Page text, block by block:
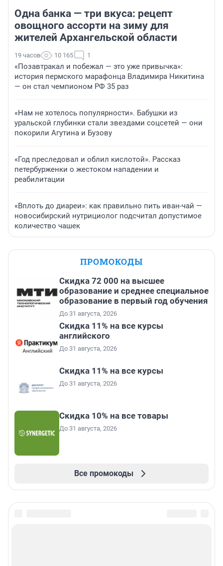
Одна банка — три вкуса: рецепт
овощного ассорти на зиму для
жителей Архангельской области
19 часов 10 165 1
«Позавтракал и побежал — это уже привычка»:
история пермского марафонца Владимира Никитина
— он стал чемпионом РФ 35 раз
«Нам не хотелось популярности». Бабушки из
уральской глубинки стали звездами соцсетей — они
покорили Агутина и Бузову
«Год преследовал и облил кислотой». Рассказ
петербурженки о жестоком нападении и
реабилитации
«Вплоть до диареи»: как правильно пить иван-чай —
новосибирский нутрициолог подсчитал допустимое
количество чашек
ПРОМОКОДЫ
Скидка 72 000 на высшее
образование и среднее специальное
образование в первый год обучения
До 31 августа, 2026
Скидка 11% на все курсы
английского
До 31 августа, 2026
Скидка 11% на все курсы
До 31 августа, 2026
Скидка 10% на все товары
До 31 августа, 2026
Все промокоды